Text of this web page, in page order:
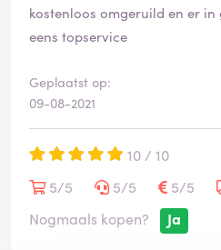
kostenloos omgeruild en er in
eens topservice
Geplaatst op:
09-08-2021
10 / 10
5/5
5/5 5/5
Nogmaals kopen?
Ja